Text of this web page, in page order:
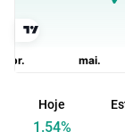
Hoje
1.54%